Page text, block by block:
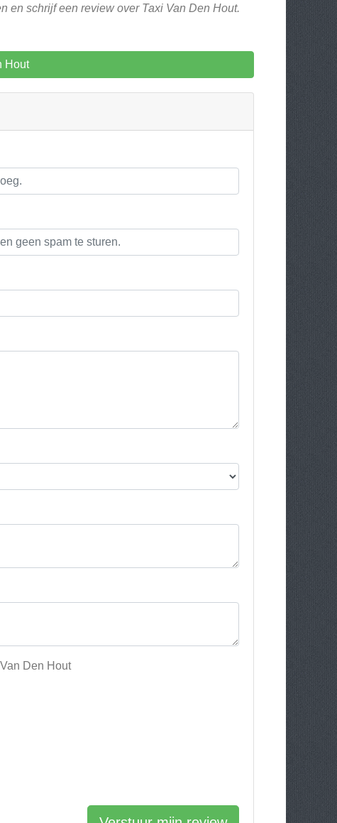
en schrijf een review over Taxi Van Den Hout.
Hout
Den Hout